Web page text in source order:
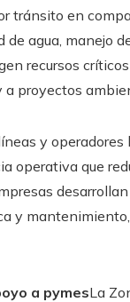
tránsito en
agua, manejo
recursos
proyectos
y operadores
operativa que
y
a pymesLa